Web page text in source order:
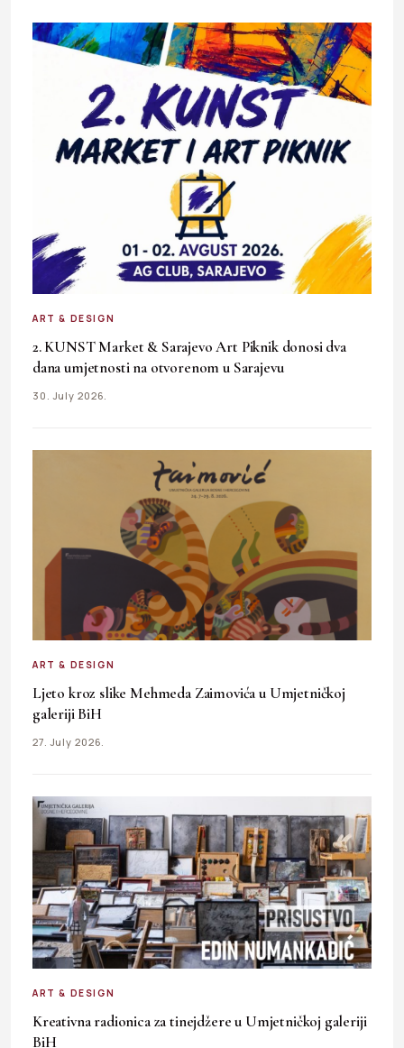
ART & DESIGN
2. KUNST Market & Sarajevo Art Piknik donosi dva
dana umjetnosti na otvorenom u Sarajevu
30. July 2026.
ART & DESIGN
Ljeto kroz slike Mehmeda Zaimovića u Umjetničkoj
galeriji BiH
27. July 2026.
ART & DESIGN
Kreativna radionica za tinejdžere u Umjetničkoj galeriji
BiH